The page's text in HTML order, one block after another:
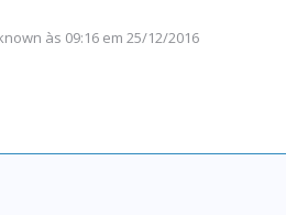
às 09:16 em 25/12/2016